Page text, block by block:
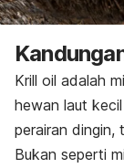
Krill oil adalah
hewan laut
perairan dingin,
Bukan seperti